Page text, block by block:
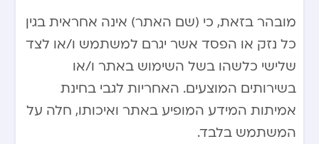
מובהר בזאת, כי (שם האתר) אינה אחראית בגין
כל נזק או הפסד אשר יגרם למשתמש ו/או לצד
שלישי כלשהו בשל השימוש באתר ו/או
בשירותים המוצעים. האחריות לגבי בחינת
אמיתות המידע המופיע באתר ואיכותו, חלה על
המשתמש בלבד.